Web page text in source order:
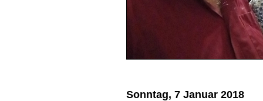
Sonntag, 7 Januar 2018